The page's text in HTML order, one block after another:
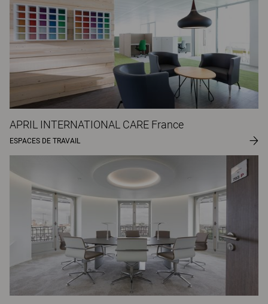
APRIL INTERNATIONAL CARE France
ESPACES DE TRAVAIL